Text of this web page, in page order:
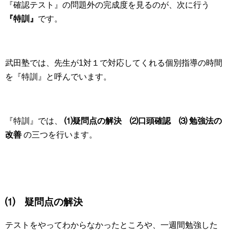
『確認テスト』の問題外の完成度を見るのが、次に行う
『特訓』 です。
武田塾では、 先生が1対１で対応してくれる個別指導の時間
を『特訓』と呼んでいます。
『特訓』では、 ⑴疑問点の解決
⑵口頭確認 ⑶ 勉強法の
改善 の三つを行います。
⑴ 疑問点の解決
テストをやってわからなかったところや、一週間勉強した